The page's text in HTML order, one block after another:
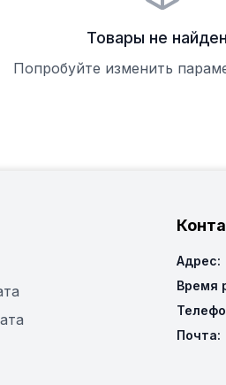
Товары не
Попробуйте изменить
Адрес:
Время
Почта: